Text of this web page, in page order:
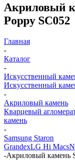
Акриловый
Poppy SC052
Главная
-
Каталог
-
Искусственный
Искусственный
-
Акриловый камень
Кварцевый
камень
-
Samsung Staron
GrandexLG Hi Macs
-Акриловый камень